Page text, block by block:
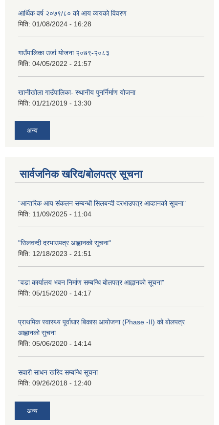
आर्थिक वर्ष २०७९/८० को आय व्ययको विवरण
मिति: 01/08/2024 - 16:28
गाउँपालिका उर्जा योजना २०७९-२०८३
मिति: 04/05/2022 - 21:57
खानीखोला गाउँपालिका- स्थानीय पुनर्निर्माण योजना
मिति: 01/21/2019 - 13:30
अन्य
सार्वजनिक खरिद/बोलपत्र सूचना
"आन्तरिक आय संकलन सम्बन्धी सिलबन्दी दरभाउपत्र आव्हानको सूचना"
मिति: 11/09/2025 - 11:04
"सिलवन्दी दरभाउपत्र आह्वानको सूचना"
मिति: 12/18/2023 - 21:51
"वडा कार्यालय भवन निर्माण सम्बन्धि बोलपत्र आह्वानको सूचना"
मिति: 05/15/2020 - 14:17
प्राथमिक स्वास्थ्य पूर्वाधार बिकास आयोजना (Phase -II) को बोलपत्र
आह्वानको सुचना
मिति: 05/06/2020 - 14:14
सवारी साधन खरिद सम्बन्धि सूचना
मिति: 09/26/2018 - 12:40
अन्य